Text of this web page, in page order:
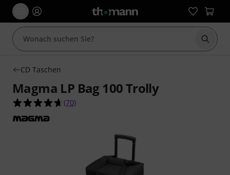
Suche
CD Taschen
Magma LP Bag 100 Trolly
4.6 von 5 Sternen aus 70 Kundenbewertungen
(70)